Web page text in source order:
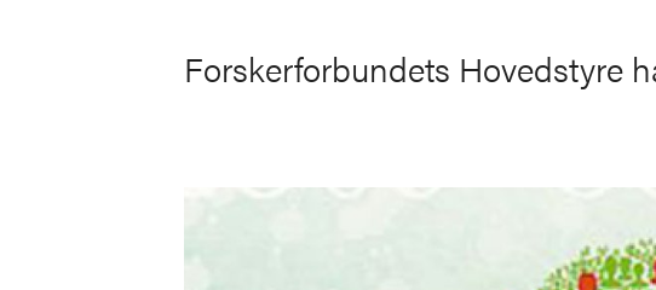
Forskerforbundets Hovedstyre